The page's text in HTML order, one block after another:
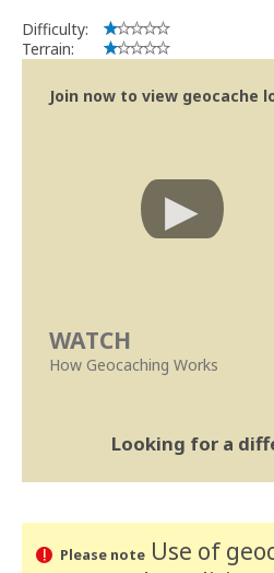
Difficulty:
Terrain:
Join now to view
WATCH
How Geocaching Works
Looking for a
Please noteUse of